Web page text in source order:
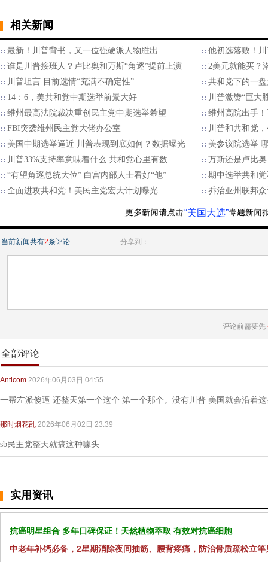
相关新闻
最新！川普背书，又一位强硬派人物胜出
他初选落败！
谁是川普接班人？卢比奥和万斯“角逐”提前上演
2美元就能买？
川普坦言 目前选情“充满不确定性”
共和党下的一
14：6，美共和党中期选举前景大好
川普激赞“巨大
维州最高法院裁决重创民主党中期选举希望
维州高院出手
FBI突袭维州民主党大佬办公室
川普和共和党
美国中期选举逼近 川普表现到底如何？数据曝光
美参议院选举
川普33%支持率意味着什么 共和党心里有数
万斯还是卢比
“有望角逐总统大位” 白宫内部人士看好“他”
期中选举共和
全面进攻共和党！美民主党宏大计划曝光
乔治亚州联邦
“美国大选”
当前新闻共有2条评论 分享到：
评论前需要先
全部评论
Anticom 2026年06月03日 04:55
一帮左派傻逼 还整天第一个这个 第一个那个。没有川普 美国就会沿着
那时烟花乱 2026年06月02日 23:39
sb民主党整天就搞这种噱头
实用资讯
抗癌明星组合 多年口碑保证！天然植物萃取 有效对抗癌细胞
中老年补钙必备，2星期消除夜间抽筋、腰背疼痛，防治骨质疏松立竿